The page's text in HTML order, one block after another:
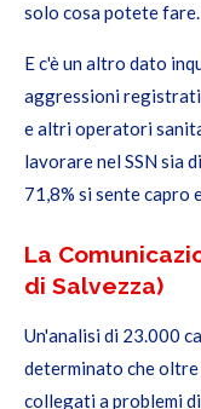
solo cosa potete fare.
E c'è un altro dato
aggressioni registrati
e altri operatori
lavorare nel SSN sia
71,8% si sente capro
La
di Salvezza)
Un'analisi di 23.000
determinato che
collegati a problemi